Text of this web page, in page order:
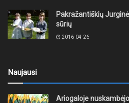
Pakražantiškių
sūrių
2016-04-26
Naujausi
Ariogaloje